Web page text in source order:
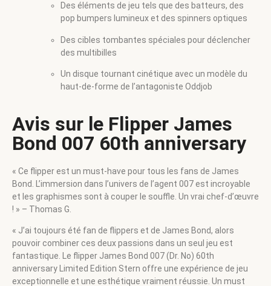
Des éléments de jeu tels que des batteurs, des
pop bumpers lumineux et des spinners optiques
Des cibles tombantes spéciales pour déclencher
des multibilles
Un disque tournant cinétique avec un modèle du
haut-de-forme de l’antagoniste Oddjob
Avis sur le Flipper James
Bond 007 60th anniversary
« Ce flipper est un must-have pour tous les fans de James
Bond. L’immersion dans l’univers de l’agent 007 est incroyable
et les graphismes sont à couper le souffle. Un vrai chef-d’œuvre
! » – Thomas G.
« J’ai toujours été fan de flippers et de James Bond, alors
pouvoir combiner ces deux passions dans un seul jeu est
fantastique. Le flipper James Bond 007 (Dr. No) 60th
anniversary Limited Edition Stern offre une expérience de jeu
exceptionnelle et une esthétique vraiment réussie. Un must